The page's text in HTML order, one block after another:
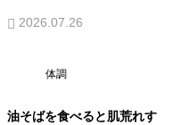
2026.07.26
体調
油そばを食べると肌荒れす